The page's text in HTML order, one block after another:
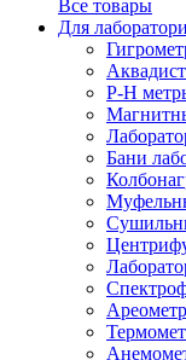
Все товары
Для
P-H
Бани